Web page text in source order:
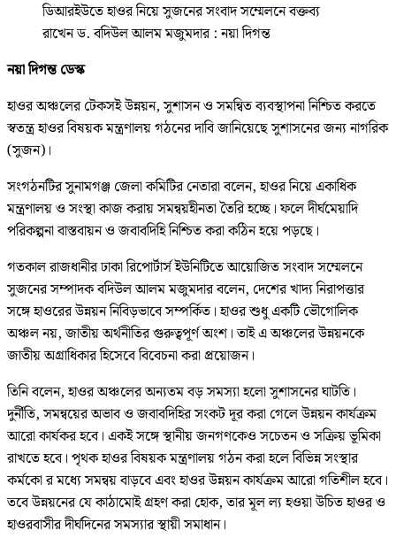
ডিআরইউতে হাওর নিয়ে সুজনের সংবাদ সম্মেলনে বক্তব্য
রাখেন ড. বদিউল আলম মজুমদার : নয়া দিগন্ত
নয়া দিগন্ত ডেস্ক
হাওর অঞ্চলের টেকসই উন্নয়ন, সুশাসন ও সমন্বিত ব্যবস্থাপনা নিশ্চিত করতে
স্বতন্ত্র হাওর বিষয়ক মন্ত্রণালয় গঠনের দাবি জানিয়েছে সুশাসনের জন্য নাগরিক
(সুজন)।
সংগঠনটির সুনামগঞ্জ জেলা কমিটির নেতারা বলেন, হাওর নিয়ে একাধিক
মন্ত্রণালয় ও সংস্থা কাজ করায় সমন্বয়হীনতা তৈরি হচ্ছে। ফলে দীর্ঘমেয়াদি
পরিকল্পনা বাস্তবায়ন ও জবাবদিহি নিশ্চিত করা কঠিন হয়ে পড়ছে।
গতকাল রাজধানীর ঢাকা রিপোর্টার্স ইউনিটিতে আয়োজিত সংবাদ সম্মেলনে
সুজনের সম্পাদক বদিউল আলম মজুমদার বলেন, দেশের খাদ্য নিরাপত্তার
সঙ্গে হাওরের উন্নয়ন নিবিড়ভাবে সম্পর্কিত। হাওর শুধু একটি ভৌগোলিক
অঞ্চল নয়, জাতীয় অর্থনীতির গুরুত্বপূর্ণ অংশ। তাই এ অঞ্চলের উন্নয়নকে
জাতীয় অগ্রাধিকার হিসেবে বিবেচনা করা প্রয়োজন।
তিনি বলেন, হাওর অঞ্চলের অন্যতম বড় সমস্যা হলো সুশাসনের ঘাটতি।
দুর্নীতি, সমন্বয়ের অভাব ও জবাবদিহির সংকট দূর করা গেলে উন্নয়ন কার্যক্রম
আরো কার্যকর হবে। একই সঙ্গে স্থানীয় জনগণকেও সচেতন ও সক্রিয় ভূমিকা
রাখতে হবে। পৃথক হাওর বিষয়ক মন্ত্রণালয় গঠন করা হলে বিভিন্ন সংস্থার
কর্মকাে র মধ্যে সমন্বয় বাড়বে এবং হাওর উন্নয়ন কার্যক্রম আরো গতিশীল হবে।
তবে উন্নয়নের যে কাঠামোই গ্রহণ করা হোক, তার মূল ল্য হওয়া উচিত হাওর ও
হাওরবাসীর দীর্ঘদিনের সমস্যার স্থায়ী সমাধান।